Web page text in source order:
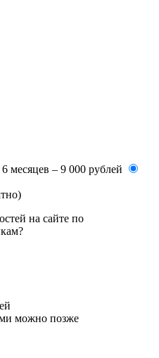
6 месяцев – 9 000 рублей
на сайте по
можно позже